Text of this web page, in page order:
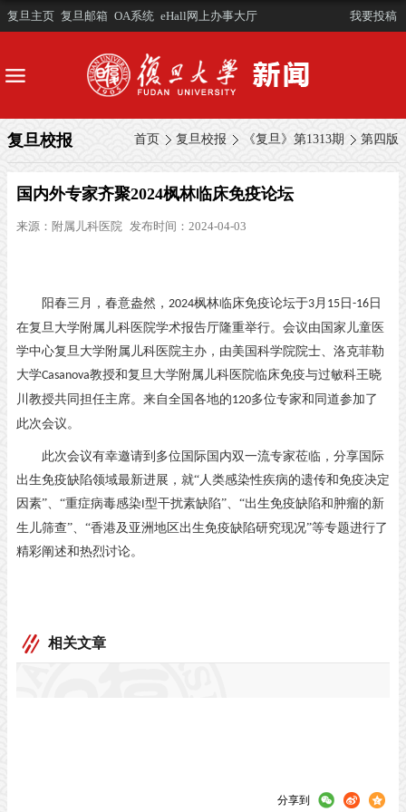
复旦主页 复旦邮箱 OA系统 eHall网上办事大厅 我要投稿
首页 复旦校报 《复旦》第1313期 第四版
复旦校报
国内外专家齐聚2024枫林临床免疫论坛
来源： 附属儿科医院 发布时间：2024-04-03
阳春三月，春意盎然， 2024枫林临床免疫论坛于3月 15 日 -16 日
在复旦大学附属儿科医院学术报告厅隆重举行。会议由国家儿童医
学中心复旦大学附属儿科医院主办，由美国科学院院士、洛克菲勒
大学Casanova教授和复旦大学附属儿科医院临床免疫与过敏科王晓
川教授共同担任主席。来自全国各地的120多位专家和同道参加了
此次会议。
此次会议有幸邀请到多位国际国内双一流专家莅临，分享国际
出生免疫缺陷领域最新进展，就“人类感染性疾病的遗传和免疫决定
因素”、“重症病毒感染I型干扰素缺陷”、“出生免疫缺陷和肿瘤的新
生儿筛查”、“香港及亚洲地区出生免疫缺陷研究现况”等专题进行了
精彩阐述和热烈讨论。
相关文章
分享到